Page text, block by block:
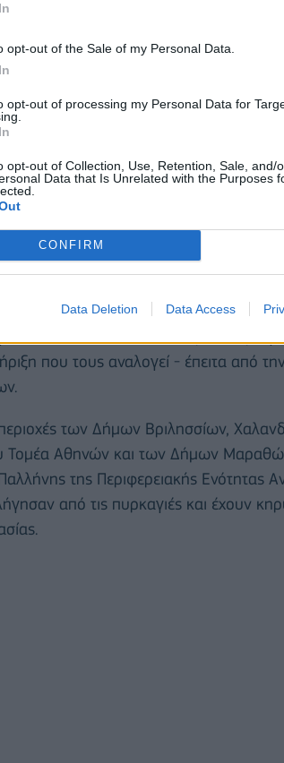
opt-out of the Sale of my Personal Data.
opt-out of processing my Personal Data for
opt-out of Collection, Use, Retention, Sale, and/
Data that Is Unrelated with the Purposes
CONFIRM
Data Deletion Data Access
υποβολή αιτήσεων έως και την
Κλιματικής Κρίσης και
που δικαιούνται την πρώτη αρωγή
που τους αναλογεί - έπειτα από την
περιοχές των Δήμων Βριλησσίων,
Τομέα Αθηνών και των Δήμων
της Περιφερειακής Ενότητας
από τις πυρκαγιές και έχουν